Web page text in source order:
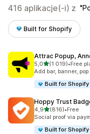
416 aplikacje(-i) z
Built for Shopify
Attrac Popup,
5,0na 5 gwiazdek
(1 019)
Łączna liczba
•Free
Add bar, banner,
Built for Shopify
Hoppy Trust
4,9na 5 gwiazdek
(816)
Łączna liczba
•Free
Social proof via
Built for Shopify